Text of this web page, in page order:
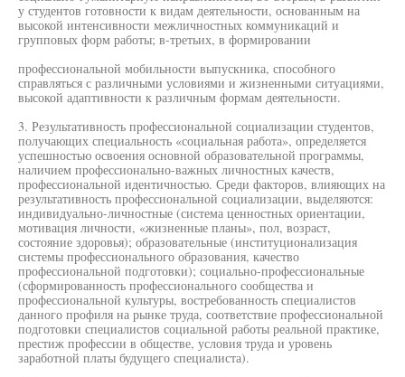
у студентов готовности к видам деятельности, основанным на
высокой интенсивности межличностных коммуникаций и
групповых форм работы; в-третьих, в формировании
профессиональной мобильности выпускника, способного
справляться с различными условиями и жизненными ситуациями,
высокой адаптивности к различным формам деятельности.
3. Результативность профессиональной социализации студентов,
получающих специальность «социальная работа», определяется
успешностью освоения основной образовательной программы,
наличием профессионально-важных личностных качеств,
профессиональной идентичностью. Среди факторов, влияющих на
результативность профессиональной социализации, выделяются:
индивидуально-личностные (система ценностных ориентации,
мотивация личности, «жизненные планы», пол, возраст,
состояние здоровья); образовательные (институционализация
системы профессионального образования, качество
профессиональной подготовки); социально-профессиональные
(сформированность профессионального сообщества и
профессиональной культуры, востребованность специалистов
данного профиля на рынке труда, соответствие профессиональной
подготовки специалистов социальной работы реальной практике,
престиж профессии в обществе, условия труда и уровень
заработной платы будущего специалиста).